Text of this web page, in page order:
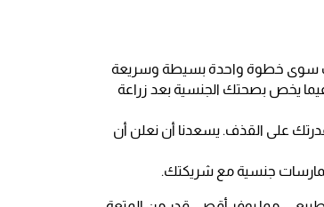
سوى خطوة واحدة بسيطة وسريعة
فيما يخص بصحتك الجنسية بعد زراعة
على القذف. يسعدنا أن نعلن أن
جنسية مع شريكتك.